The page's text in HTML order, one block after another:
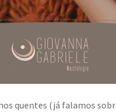
quentes (já falamos